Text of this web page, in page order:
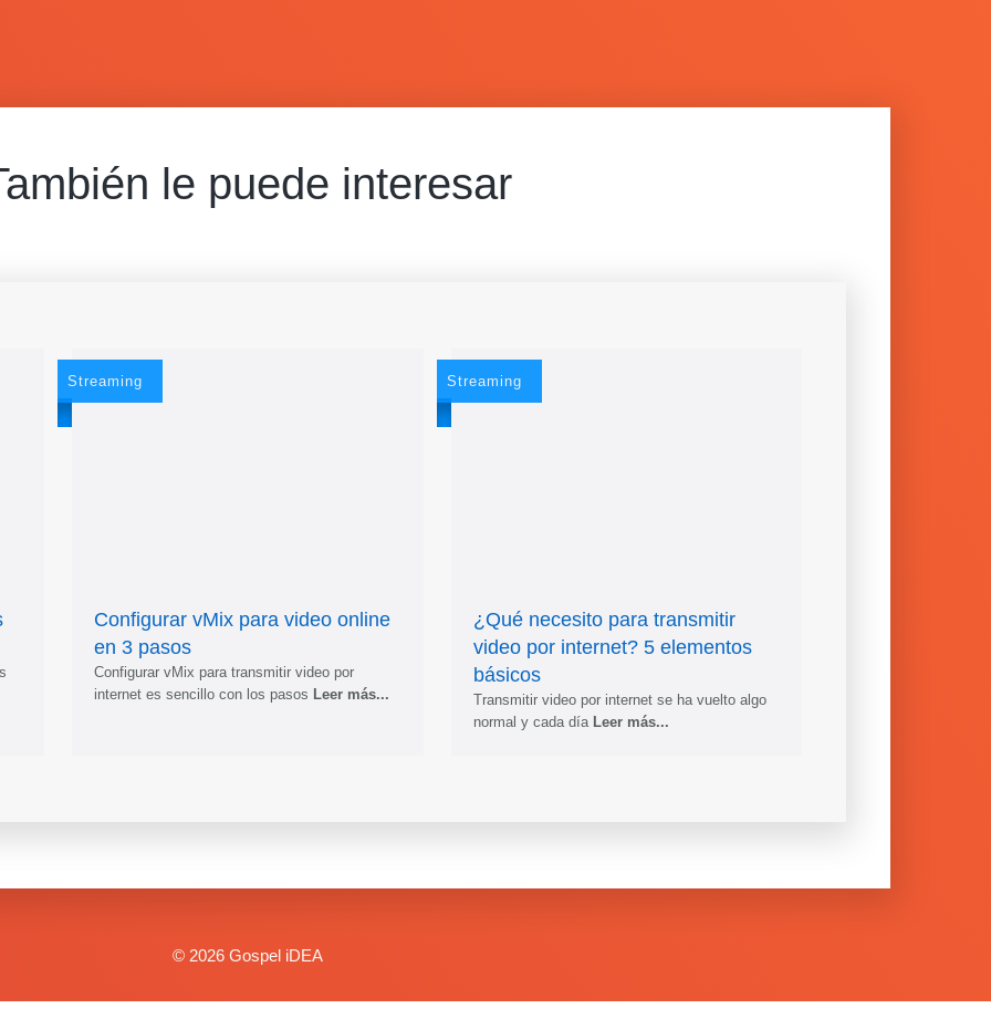
le puede interesar
Streaming
Configurar vMix para video online
en 3 pasos
Configurar vMix para transmitir video por
internet es sencillo con los pasos Leer más...
Streaming
¿Qué necesito para transmitir
video por internet? 5 elementos
básicos
Transmitir video por internet se ha vuelto algo
normal y cada día Leer más...
© 2026 Gospel iDEA